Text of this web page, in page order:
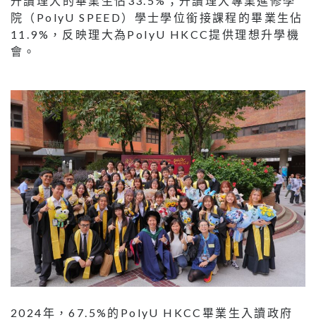
院（PolyU SPEED）學士學位銜接課程的畢業生佔
11.9%，反映理大為PolyU HKCC提供理想升學機
會。
2024年，67.5%的PolyU HKCC畢業生入讀政府